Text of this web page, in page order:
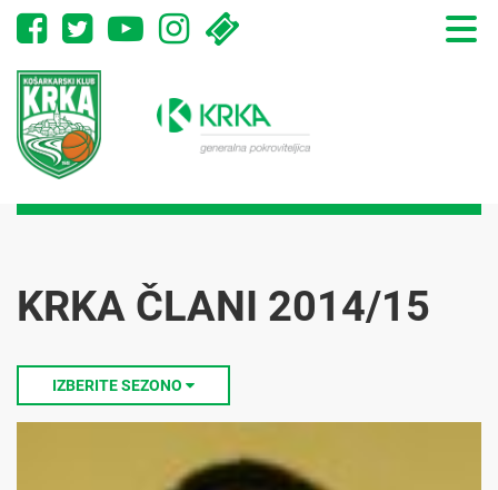
Toggle
KRKA ČLANI 2014/15
IZBERITE SEZONO